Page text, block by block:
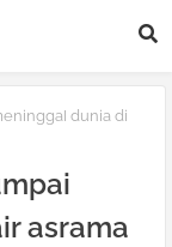
dunia di
asrama